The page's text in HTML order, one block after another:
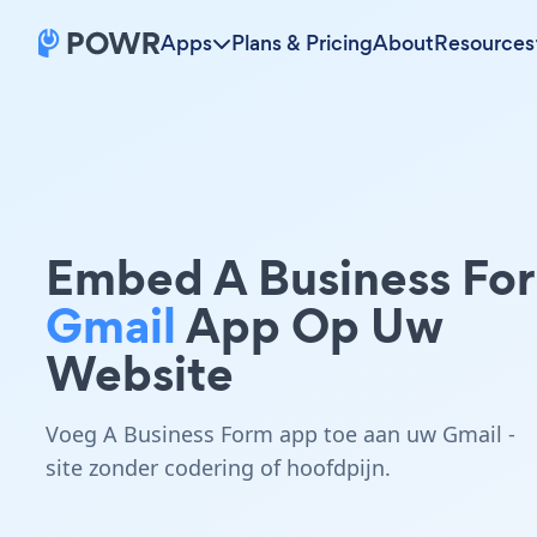
Apps Plans & PricingAboutResources
Embed A Business
GmailApp Op Uw
Website
Voeg A Business Form app toe aan uw Gmail -
site zonder codering of hoofdpijn.